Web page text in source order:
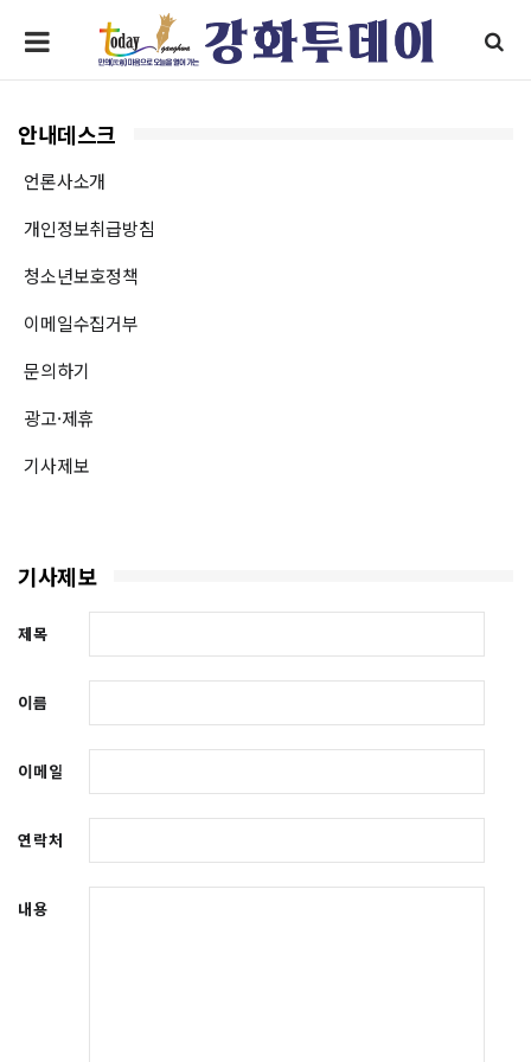
안내데스크
언론사소개
개인정보취급방침
청소년보호정책
이메일수집거부
문의하기
광고·제휴
기사제보
기사제보
제목
이름
이메일
연락처
내용